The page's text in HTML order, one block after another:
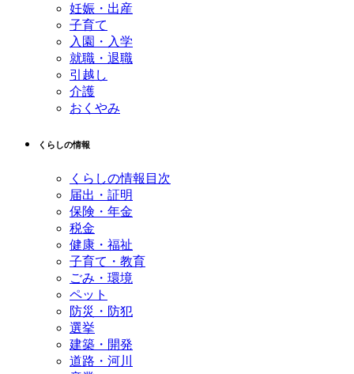
妊娠・出産
子育て
入園・入学
就職・退職
引越し
介護
おくやみ
くらしの情報
くらしの情報目次
届出・証明
保険・年金
税金
健康・福祉
子育て・教育
ごみ・環境
ペット
防災・防犯
選挙
建築・開発
道路・河川